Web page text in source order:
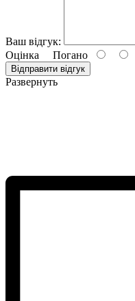
Ваш відгук:
Оцінка Погано
Відправити відгук
Развернуть